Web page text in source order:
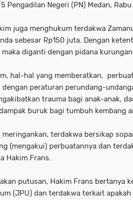
Pengadilan Negeri (PN) Medan,
juga menghukum terdakwa
sebesar Rp150 juta. Dengan
diganti dengan pidana
hal-hal yang memberatkan,
peraturan perundang-
trauma bagi anak-anak,
buruk bagi tumbuh kembang
meringankan, terdakwa bersikap
(mengakui) perbuatannya dan
Hakim Frans.
putusan, Hakim Frans bertanya
(JPU) dan terdakwa terkait apakah